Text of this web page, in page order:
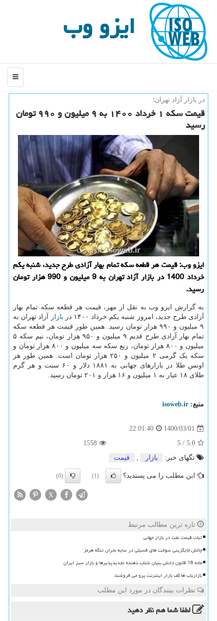
ایزو وب
منو
در بازار آزاد تهران؛
قیمت سكه ۱ خرداد ۱۴۰۰ به ۹ میلیون و ۹۹۰ تومان
رسید
ایزو وب: قیمت هر قطعه سکه تمام بهار آزادی طرح جدید، شنبه یکم
خرداد 1400 در بازار آزاد تهران به 9 میلیون و 990 هزار تومان
رسید.
به گزارش ایزو وب به نقل از مهر، قیمت هر قطعه سکه تمام بهار
آزادی طرح جدید، امروز شنبه یکم خرداد ۱۴۰۰ در
بازار
آزاد تهران به
۹ میلیون و ۹۹۰ هزار تومان رسید. همین طور قیمت هر قطعه سکه
تمام بهار آزادی طرح قدیم ۹ میلیون و ۹۵۰ هزار تومان، نیم سکه ۵
میلیون و ۸۰۰ هزار تومان، ربع سکه سه میلیون و ۸۰۰ هزار تومان و
سکه یک گرمی ۲ میلیون و ۲۵۰ هزار تومان است. همین طور هر
اونس طلا در بازارهای جهانی به ۱۸۸۱ دلار و ۶۰ سنت و هر گرم
طلای ۱۸ عیار به ۱ میلیون و ۱۶ هزار و ۲۰۱ تومان رسید.
منبع: isoweb.ir
1400/03/01
22:01:40
5.0
/
5
1558
تگهای خبر:
بازار , قیمت
این مطلب را می پسندید؟ (1)
(0)
X
تازه ترین مطالب مرتبط
ثبات قیمت نفت در بازار جهانی
چالش جایگزینی سوخت های فسیلی در سایه بحران تنگه هرمز
ماده 16 قانون دانش بنیان شتاب دهنده تجدیدپذیرها و بازار سبز ایران
بازاریاب ها کف بازار اینترنت پرو می فروشند
نظرات بینندگان در مورد این مطلب
لطفا شما همنظر دهید